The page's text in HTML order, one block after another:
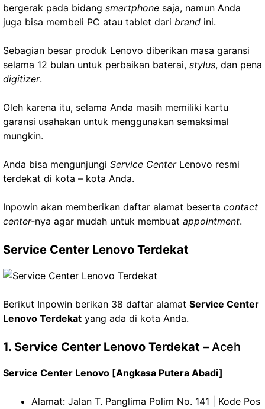
bergerak pada bidang smartphone saja, namun Anda
juga bisa membeli PC atau tablet dari brand ini.
Sebagian besar produk Lenovo diberikan masa garansi
selama 12 bulan untuk perbaikan baterai, stylus, dan pena
digitizer.
Oleh karena itu, selama Anda masih memiliki kartu
garansi usahakan untuk menggunakan semaksimal
mungkin.
Anda bisa mengunjungi Service CenterLenovo resmi
terdekat di kota – kota Anda.
Inpowin akan memberikan daftar alamat beserta contact
center-nya agar mudah untuk membuat appointment.
Service Center Lenovo Terdekat
Berikut Inpowin berikan 38 daftar alamat Service Center
Lenovo Terdekat yang ada di kota Anda.
1. Service Center Lenovo Terdekat – Aceh
Service Center Lenovo [Angkasa Putera Abadi]
Alamat: Jalan T. Panglima Polim No. 141 | Kode Pos